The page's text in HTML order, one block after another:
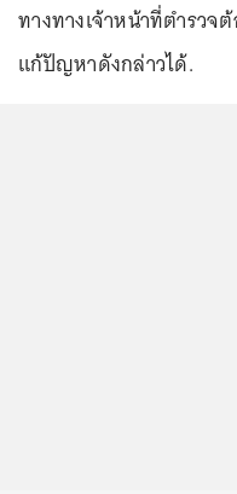
ทางทางเจ้าหน้าที่ตำรวจ
แก้ปัญหาดังกล่าวได้.